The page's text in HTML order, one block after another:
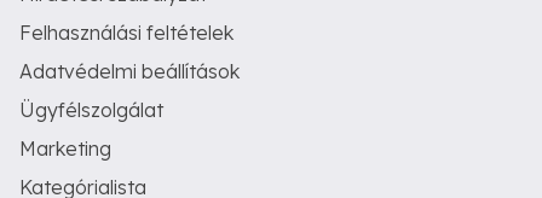
Felhasználási feltételek
Adatvédelmi beállítások
Ügyfélszolgálat
Marketing
Kategórialista